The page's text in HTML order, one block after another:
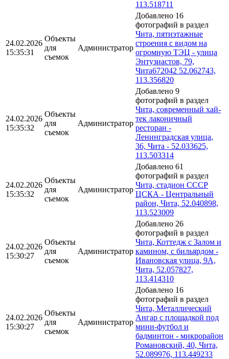
113.518711
24.02.2026
15:35:31
Объекты
для
съемок
Администратор
Добавлено 16
фотографий в раздел
Чита, пятиэтажные
строения с видом на
огромную ТЭЦ - улица
Энтузиастов, 79,
Чита672042 52.062743,
113.356820
24.02.2026
15:35:32
Объекты
для
съемок
Администратор
Добавлено 9
фотографий в раздел
Чита, современный хай-
тек лаконичный
ресторан -
Ленинградская улица,
36, Чита - 52.033625,
113.503314
24.02.2026
15:35:32
Объекты
для
съемок
Администратор
Добавлено 61
фотографий в раздел
Чита, стадион СССР
ЦСКА - Центральный
район, Чита, 52.040898,
113.523009
24.02.2026
15:30:27
Объекты
для
съемок
Администратор
Добавлено 26
фотографий в раздел
Чита, Коттедж с Залом и
камином, с бильярдом -
Ивановская улица, 9А,
Чита, 52.057827,
113.414310
24.02.2026
15:30:27
Объекты
для
съемок
Администратор
Добавлено 16
фотографий в раздел
Чита, Металлический
Ангар с площадкой под
мини-футбол и
бадминтон - микрорайон
Романовский, 40, Чита,
52.089976, 113.449233